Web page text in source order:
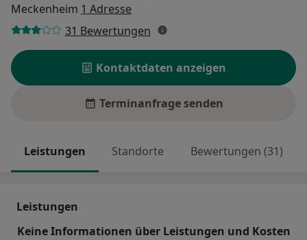
Meckenheim 1 Adresse
31 Bewertungen
Kontaktdaten anzeigen
Terminanfrage senden
Leistungen Standorte Bewertungen (31)
Leistungen
Keine Informationen über Leistungen und Kosten